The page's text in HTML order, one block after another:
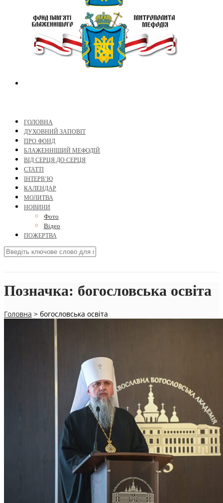
ГОЛОВНА
ДУХОВНИЙ ЗАПОВІТ
ПРО ФОНД
БЛАЖЕННІШИЙ МЕФОДІЙ
ВІД СЕРЦЯ ДО СЕРЦЯ
СТАТТІ
ІНТЕРВ’Ю
КАЛЕНДАР
МОЛИТВА
НОВИНИ
Фото
Відео
ПОЖЕРТВА
Позначка: богословська освіта
Головна > богословська освіта